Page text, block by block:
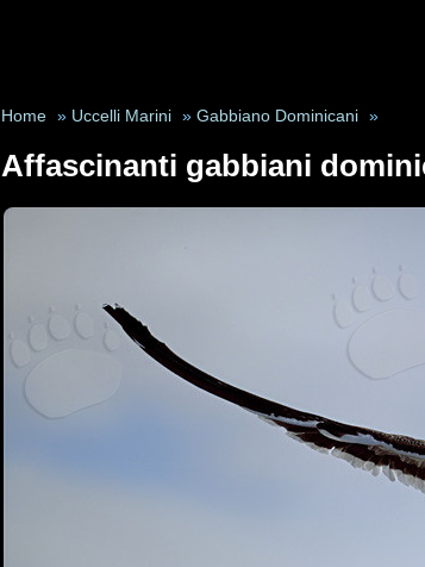
Home » Uccelli Marini » Gabbiano Dominicani »
Affascinanti gabbiani